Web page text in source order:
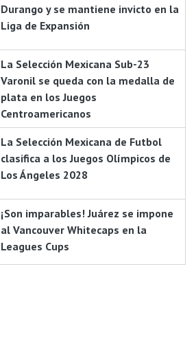
Durango y se mantiene invicto en la
Liga de Expansión
La Selección Mexicana Sub-23
Varonil se queda con la medalla de
plata en los Juegos
Centroamericanos
La Selección Mexicana de Futbol
clasifica a los Juegos Olímpicos de
Los Ángeles 2028
¡Son imparables! Juárez se impone
al Vancouver Whitecaps en la
Leagues Cups